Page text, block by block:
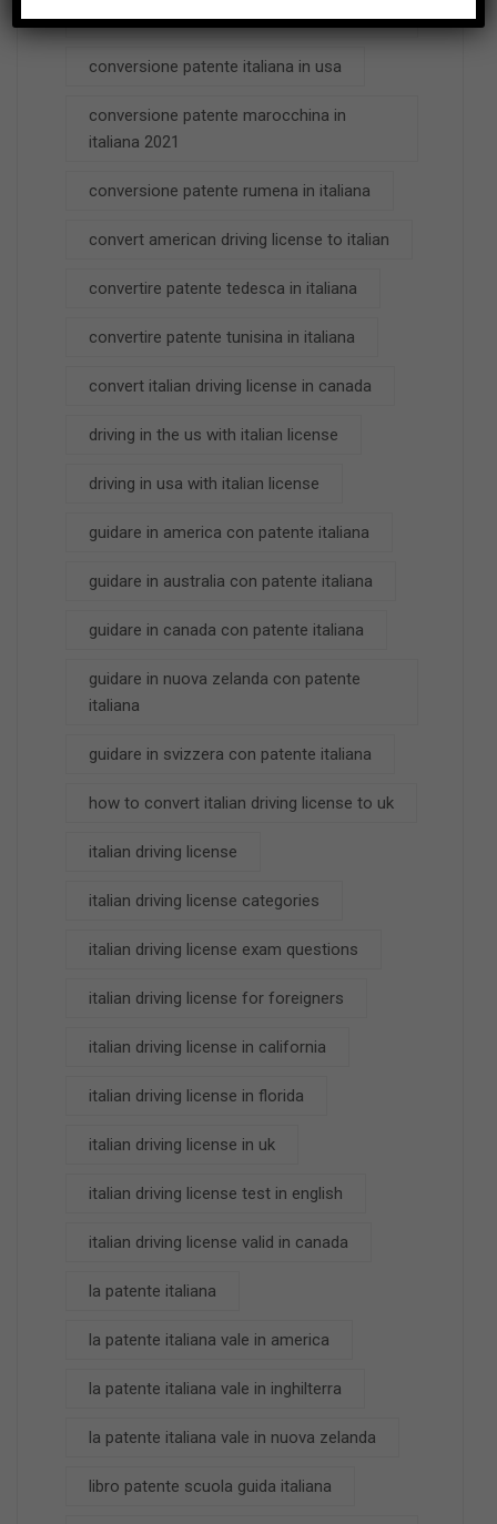
2016
conversione patente italiana in usa
conversione patente marocchina in
italiana 2021
conversione patente rumena in italiana
convert american driving license to italian
convertire patente tedesca in italiana
convertire patente tunisina in italiana
convert italian driving license in canada
driving in the us with italian license
driving in usa with italian license
guidare in america con patente italiana
guidare in australia con patente italiana
guidare in canada con patente italiana
guidare in nuova zelanda con patente
italiana
guidare in svizzera con patente italiana
how to convert italian driving license to uk
italian driving license
italian driving license categories
italian driving license exam questions
italian driving license for foreigners
italian driving license in california
italian driving license in florida
italian driving license in uk
italian driving license test in english
italian driving license valid in canada
la patente italiana
la patente italiana vale in america
la patente italiana vale in inghilterra
la patente italiana vale in nuova zelanda
libro patente scuola guida italiana